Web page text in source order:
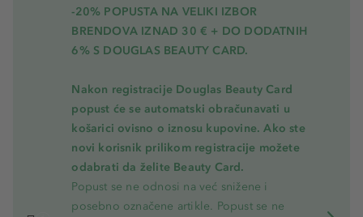
-20% POPUSTA NA VELIKI IZBOR
BRENDOVA IZNAD 30 € + DO DODATNIH
6% S DOUGLAS BEAUTY CARD.
Nakon registracije Douglas Beauty Card
popust će se automatski obračunavati u
košarici ovisno o iznosu kupovine. Ako ste
novi korisnik prilikom registracije možete
odabrati da želite Beauty Card.
Popust se ne odnosi na već snižene i
posebno označene artikle. Popust se ne